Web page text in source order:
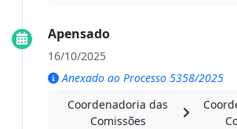
Apensado
16/10/2025
Anexado ao Processo 5358/2025
Coordenadoria das
Comissões